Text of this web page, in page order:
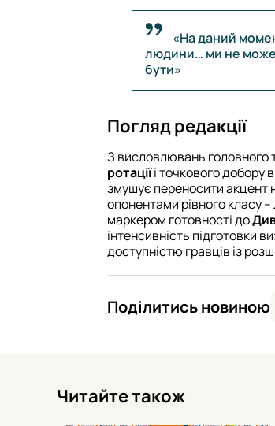
«На даний
людини… ми не
бути»
Погляд редакції
З висловлювань головного
ротаціїі точкового добору
змушує переносити акцент
опонентами рівного класу
маркером готовності до
інтенсивність підготовки
доступністю гравців із
Поділитись новиною
Читайте також